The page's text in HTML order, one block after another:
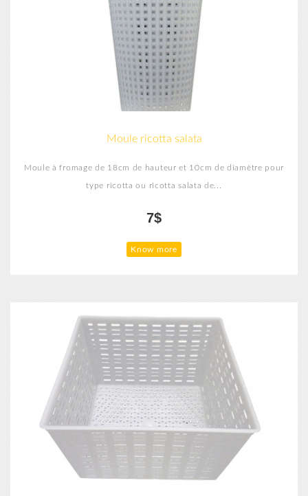
Moule ricotta salata
Moule à fromage de 18cm de hauteur et 10cm de diamètre pour
type ricotta ou ricotta salata de...
7$
Know more